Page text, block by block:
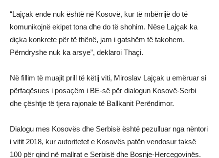
“Lajçak ende nuk është në Kosovë, kur të mbërrijë do të
komunikojnë ekipet tona dhe do të shohim. Nëse Lajçak ka
diçka konkrete për të thënë, jam i gatshëm të takohem.
Përndryshe nuk ka arsye”, deklaroi Thaçi.
Në fillim të muajit prill të këtij viti, Miroslav Lajçak u emëruar si
përfaqësues i posaçëm i BE-së për dialogun Kosovë-Serbi
dhe çështje të tjera rajonale të Ballkanit Perëndimor.
Dialogu mes Kosovës dhe Serbisë është pezulluar nga nëntori
i vitit 2018, kur autoritetet e Kosovës patën vendosur taksë
100 për qind në mallrat e Serbisë dhe Bosnje-Hercegovinës.